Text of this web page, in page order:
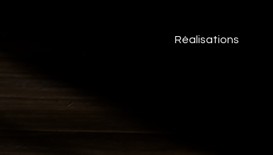
Réalisations